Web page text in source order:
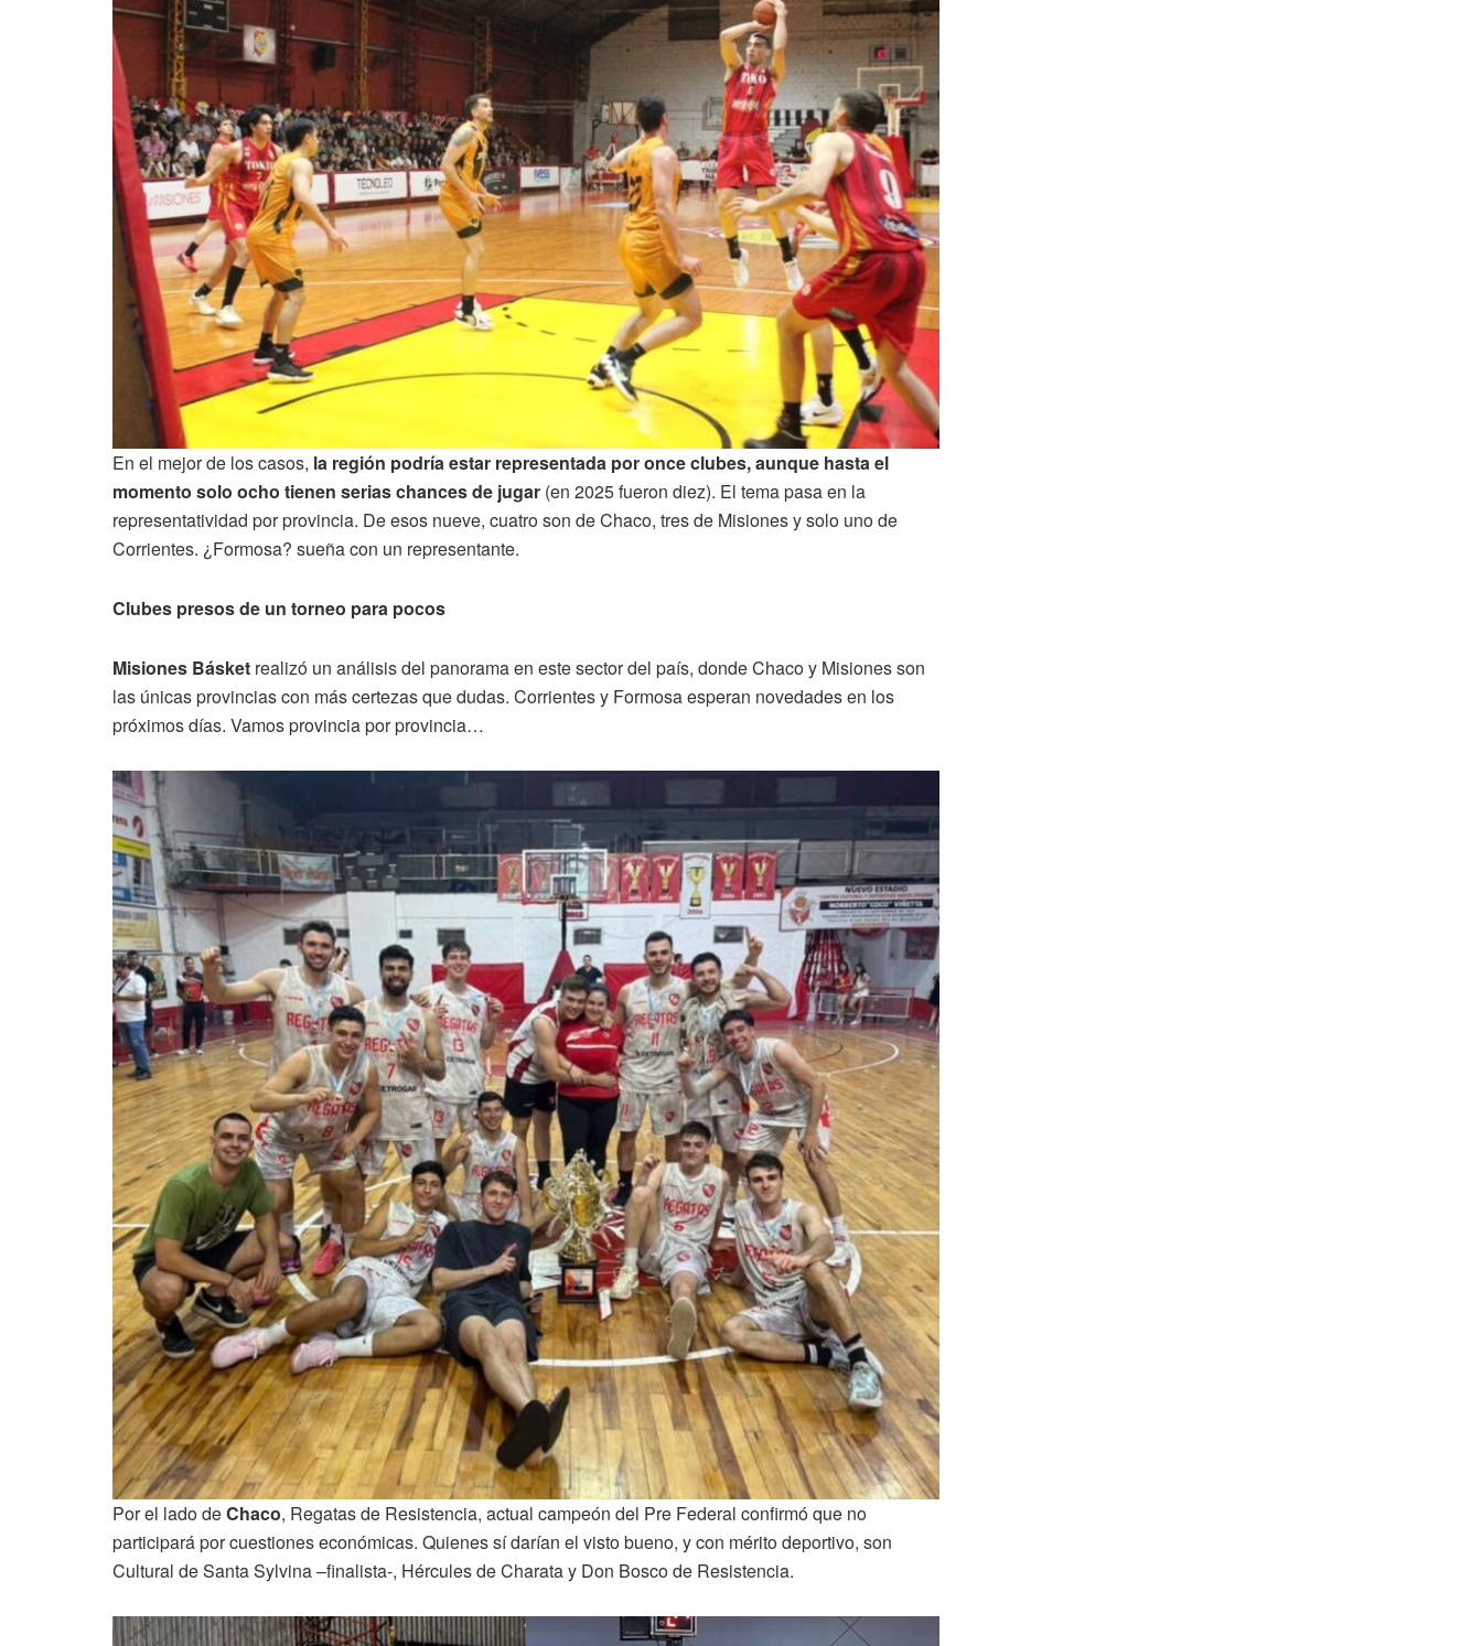
En el mejor de los casos, la región podría estar representada por once clubes, aunque hasta el
momento solo ocho tienen serias chances de jugar (en 2025 fueron diez). El tema pasa en la
representatividad por provincia. De esos nueve, cuatro son de Chaco, tres de Misiones y solo uno de
Corrientes. ¿Formosa? sueña con un representante.
Clubes presos de un torneo para pocos
Misiones Básket realizó un análisis del panorama en este sector del país, donde Chaco y Misiones son
las únicas provincias con más certezas que dudas. Corrientes y Formosa esperan novedades en los
próximos días. Vamos provincia por provincia…
Por el lado deChaco, Regatas de Resistencia, actual campeón del Pre Federal confirmó que no
participará por cuestiones económicas. Quienes sí darían el visto bueno, y con mérito deportivo, son
Cultural de Santa Sylvina –finalista-, Hércules de Charata y Don Bosco de Resistencia.